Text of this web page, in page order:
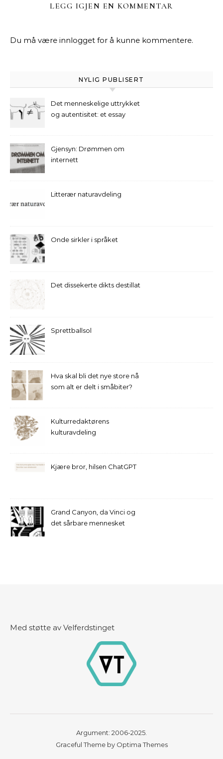
LEGG IGJEN EN KOMMENTAR
Du må være innlogget for å kunne kommentere.
NYLIG PUBLISERT
Det menneskelige uttrykket
og autentisitet: et essay
Gjensyn: Drømmen om
internett
Litterær naturavdeling
Onde sirkler i språket
Det dissekerte dikts destillat
Sprettballsol
Hva skal bli det nye store nå
som alt er delt i småbiter?
Kulturredaktørens
kulturavdeling
Kjære bror, hilsen ChatGPT
Grand Canyon, da Vinci og
det sårbare mennesket
Med støtte av Velferdstinget
Argument: 2006-2025.
Graceful Theme by Optima Themes